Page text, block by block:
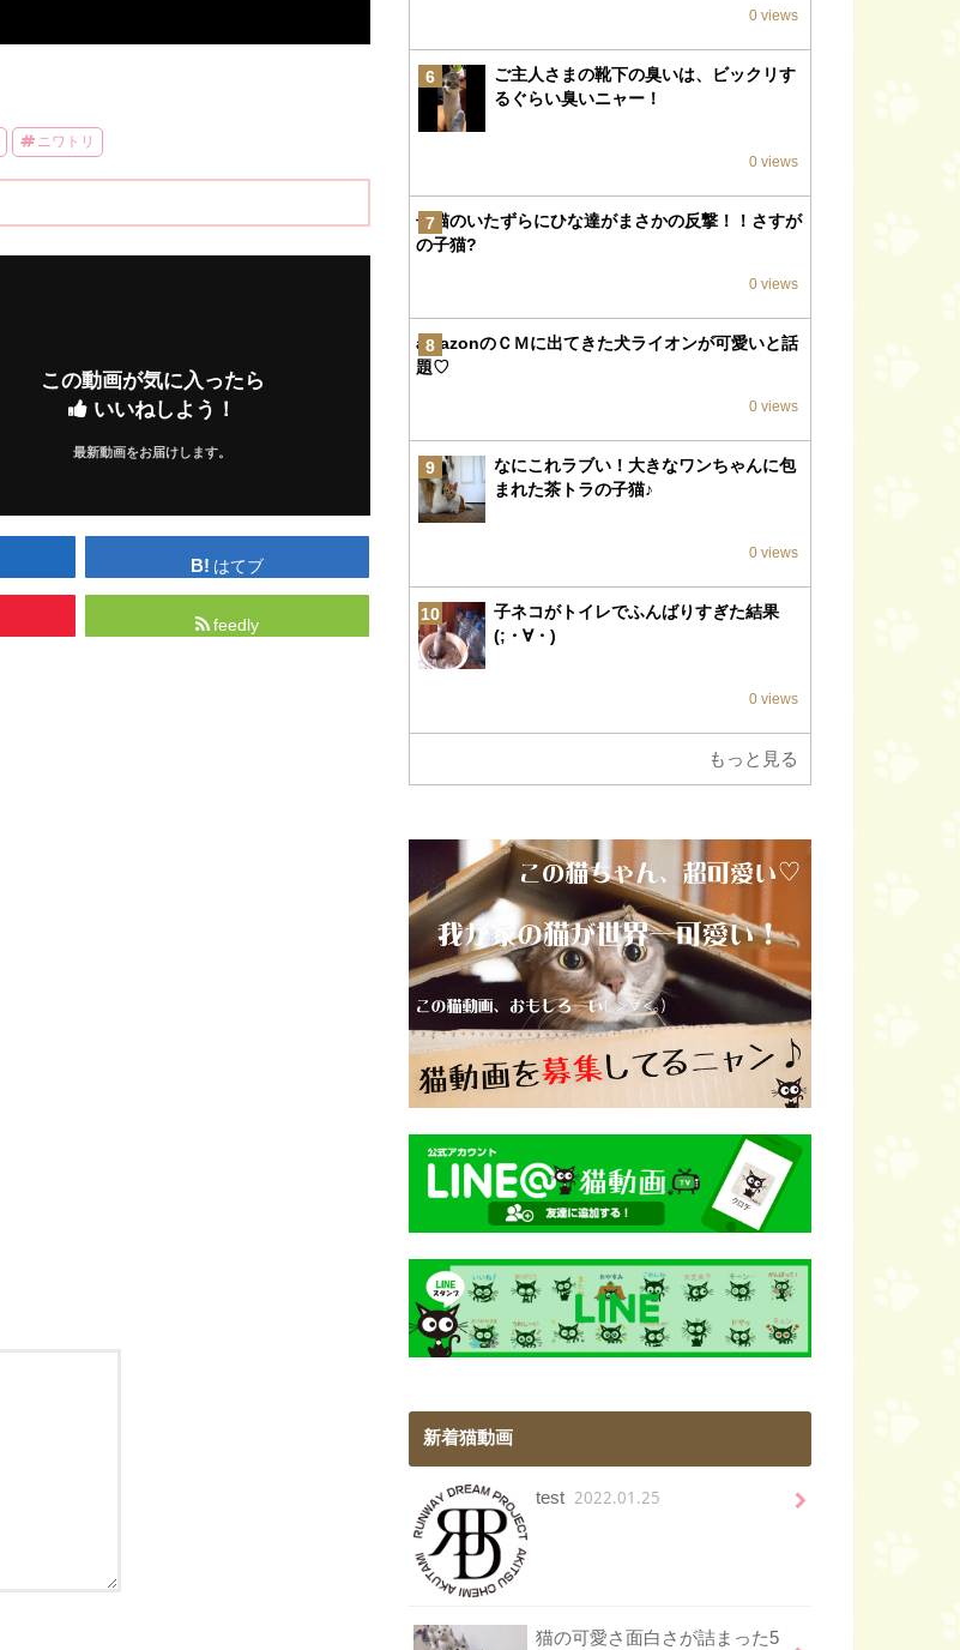
ニワトリ
この動画が気に入ったら
いいねしよう！
最新動画をお届けします。
はてブ
feedly
0 views
6
ご主人さまの靴下の臭いは、ビックリす
るぐらい臭いニャー！
0 views
7
子猫のいたずらにひな達がまさかの反撃！！さすが
の子猫?
0 views
8
amazonのＣＭに出てきた犬ライオンが可愛いと話
題♡
0 views
9
なにこれラブい！大きなワンちゃんに包
まれた茶トラの子猫♪
0 views
10
子ネコがトイレでふんばりすぎた結果
(;・∀・)
0 views
もっと見る
新着猫動画
test 2022.01.25
猫の可愛さ面白さが詰まった5